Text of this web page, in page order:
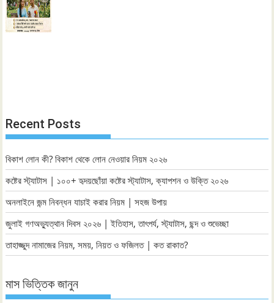
Recent Posts
বিকাশ লোন কী? বিকাশ থেকে লোন নেওয়ার নিয়ম ২০২৬
কষ্টের স্ট্যাটাস | ১০০+ হৃদয়ছোঁয়া কষ্টের স্ট্যাটাস, ক্যাপশন ও উক্তি ২০২৬
অনলাইনে জন্ম নিবন্ধন যাচাই করার নিয়ম | সহজ উপায়
জুলাই গণঅভ্যুত্থান দিবস ২০২৬ | ইতিহাস, তাৎপর্য, স্ট্যাটাস, ছন্দ ও শুভেচ্ছা
তাহাজ্জুদ নামাজের নিয়ম, সময়, নিয়ত ও ফজিলত | কত রাকাত?
মাস ভিত্তিক জানুন